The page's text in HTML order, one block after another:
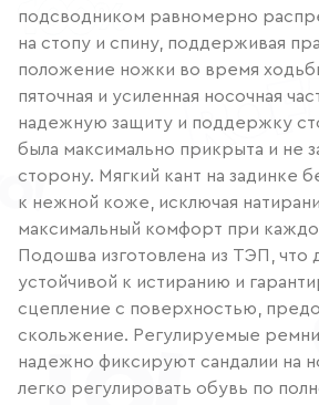
подсводником равномерно
на стопу и спину, поддерживая
положение ножки во время
пяточная и усиленная носочная
надежную защиту и поддержку
была максимально прикрыта и не
сторону. Мягкий кант на задинке
к нежной коже, исключая
максимальный комфорт при
Подошва изготовлена из ТЭП, что
устойчивой к истиранию и
сцепление с поверхностью,
скольжение. Регулируемые ремни
надежно фиксируют сандалии на
легко регулировать обувь по